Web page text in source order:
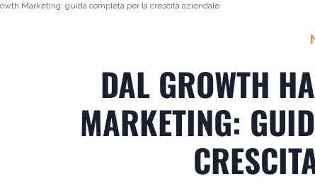
Marketing: guida completa per la crescita aziendale
DAL GROWTH
MARKETING: